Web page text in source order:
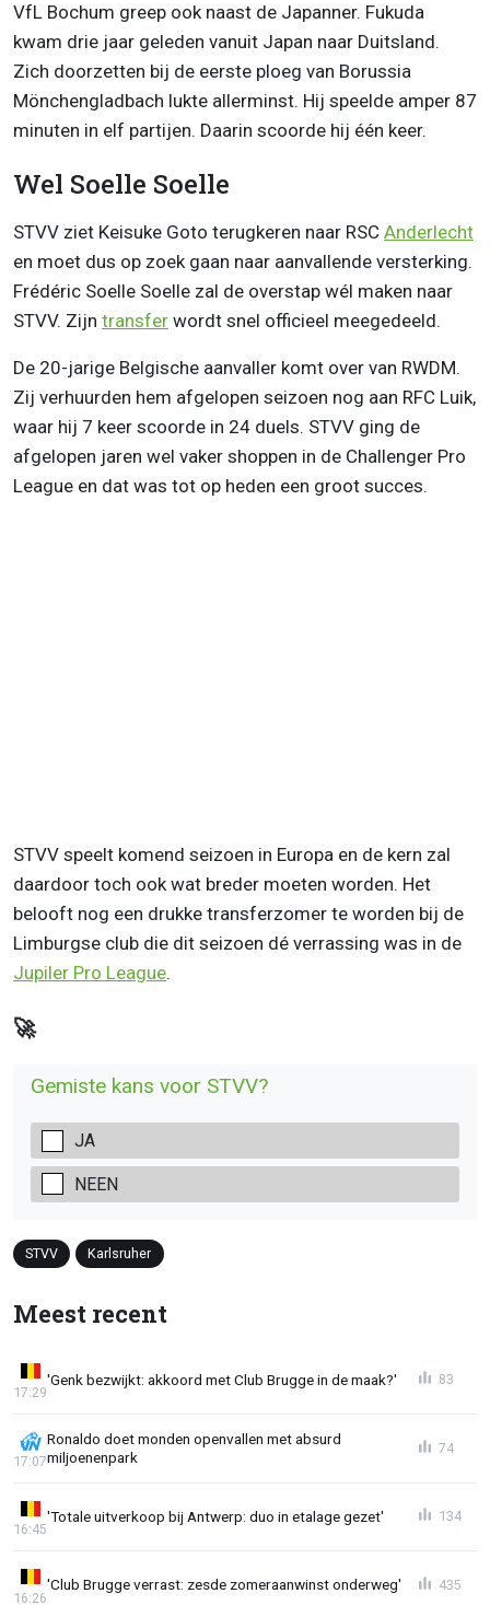
VfL Bochum greep ook naast de Japanner. Fukuda
kwam drie jaar geleden vanuit Japan naar Duitsland.
Zich doorzetten bij de eerste ploeg van Borussia
Mönchengladbach lukte allerminst. Hij speelde amper 87
minuten in elf partijen. Daarin scoorde hij één keer.
Wel Soelle Soelle
STVV ziet Keisuke Goto terugkeren naar RSC Anderlecht
en moet dus op zoek gaan naar aanvallende versterking.
Frédéric Soelle Soelle zal de overstap wél maken naar
STVV. Zijn transfer wordt snel officieel meegedeeld.
De 20-jarige Belgische aanvaller komt over van RWDM.
Zij verhuurden hem afgelopen seizoen nog aan RFC Luik,
waar hij 7 keer scoorde in 24 duels. STVV ging de
afgelopen jaren wel vaker shoppen in de Challenger Pro
League en dat was tot op heden een groot succes.
STVV speelt komend seizoen in Europa en de kern zal
daardoor toch ook wat breder moeten worden. Het
belooft nog een drukke transferzomer te worden bij de
Limburgse club die dit seizoen dé verrassing was in de
Jupiler Pro League.
🚀
Gemiste kans voor STVV?
JA
NEEN
STVV Karlsruher
Meest recent
'Genk bezwijkt: akkoord met Club Brugge in de maak?'
17:29
83
Ronaldo doet monden openvallen met absurd
miljoenenpark
17:07
74
'Totale uitverkoop bij Antwerp: duo in etalage gezet'
16:45
134
'Club Brugge verrast: zesde zomeraanwinst onderweg'
16:26
435